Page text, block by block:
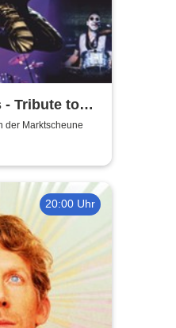
- Tribute to
Hits
der Marktscheune
20:00 Uhr